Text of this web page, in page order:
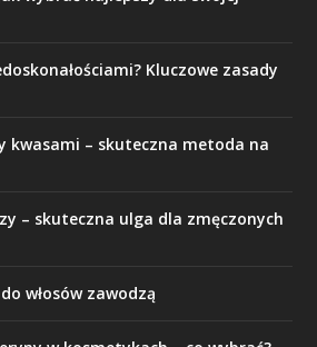
Kluczowe zasady
kwasami – skuteczna metoda na
– skuteczna ulga dla zmęczonych
włosów zawodzą